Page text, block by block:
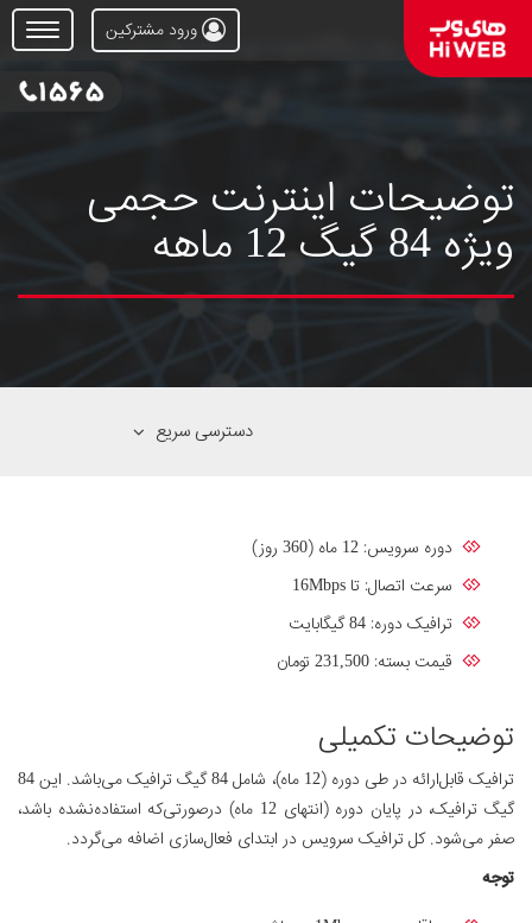
Open
Menu
ورود مشترکین
توضیحات اینترنت حجمی
ویژه 84 گیگ 12 ماهه
دسترسی سریع
دوره سرویس: 12 ماه (360 روز)
سرعت اتصال: تا 16Mbps
ترافیک دوره: 84 گیگابایت
قیمت بسته: 231,500 تومان
توضیحات تکمیلی
ترافیک قابل‌ارائه در طی دوره (12 ماه)، شامل 84 گیگ ترافیک می‌باشد. این 84
گیگ ترافیک، در پایان دوره (انتهای 12 ماه) درصورتی‌که استفاده‌نشده باشد،
صفر می‌شود. کل ترافیک سرویس در ابتدای فعال‌سازی اضافه می‌گردد.
توجه